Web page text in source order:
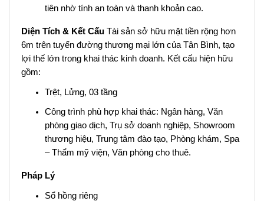
tiên nhờ tính an toàn và thanh khoản cao.
Diện Tích & Kết Cấu Tài sản sở hữu mặt tiền rộng hơn
6m trên tuyến đường thương mại lớn của Tân Bình, tạo
lợi thế lớn trong khai thác kinh doanh. Kết cấu hiện hữu
gồm:
Trệt, Lửng, 03 tầng
Công trình phù hợp khai thác: Ngân hàng, Văn
phòng giao dịch, Trụ sở doanh nghiệp, Showroom
thương hiệu, Trung tâm đào tạo, Phòng khám, Spa
– Thẩm mỹ viện, Văn phòng cho thuê.
Pháp Lý
Sổ hồng riêng